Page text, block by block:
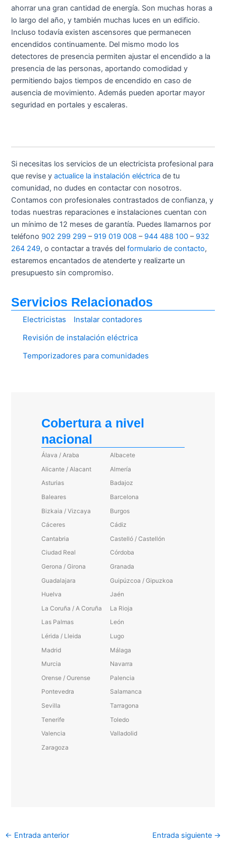
ahorrar una gran cantidad de energía. Son muchas horas a
lo largo del año, y también muchas luces en un edificio.
Incluso todavía existen ascensores que permanecen
encendidos continuamente. Del mismo modo los
detectores de presencia permiten ajustar el encendido a la
presencia de las personas, aportando comodidad y
permitiendo bajos tiempos de encendido en caso de
ausencia de movimiento. Además pueden aportar mayor
seguridad en portales y escaleras.
Si necesitas los servicios de un electricista profesional para
que revise yactualice la instalación eléctrica de tu
comunidad, no dudes en contactar con nosotros.
Contamos con profesionales contrastados de confianza, y
todas nuestras reparaciones e instalaciones cuentan con
un mínimo de 12 meses de garantía. Puedes llamarnos por
teléfono 902 299 299 – 919 019 008 – 944 488 100 – 932
264 249, o contactar a través delformulario de contacto,
estaremos encantados de atenderte y realizarte un
presupuesto sin compromiso.
Servicios Relacionados
Electricistas
Instalar contadores
Revisión de instalación eléctrica
Temporizadores para comunidades
Cobertura a nivel
nacional
Álava / Araba
Albacete
Alicante / Alacant
Almería
Asturias
Badajoz
Baleares
Barcelona
Bizkaia / Vizcaya
Burgos
Cáceres
Cádiz
Cantabria
Castelló / Castellón
Ciudad Real
Córdoba
Gerona / Girona
Granada
Guadalajara
Guipúzcoa / Gipuzkoa
Huelva
Jaén
La Coruña / A Coruña
La Rioja
Las Palmas
León
Lérida / Lleida
Lugo
Madrid
Málaga
Murcia
Navarra
Orense / Ourense
Palencia
Pontevedra
Salamanca
Sevilla
Tarragona
Tenerife
Toledo
Valencia
Valladolid
Zaragoza
← Entrada anterior Entrada siguiente →